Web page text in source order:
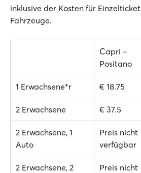
inklusive der Kosten für
Fahrzeuge.
Capri –
Positano
1 Erwachsene*r € 18.75
2 Erwachsene € 37.5
2 Erwachsene, 1
Auto
Preis nicht
verfügbar
2 Erwachsene, 2
Preis nicht